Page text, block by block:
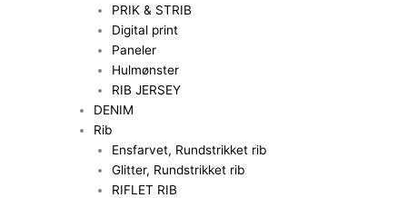
PRIK & STRIB
Digital print
Paneler
Hulmønster
RIB JERSEY
DENIM
Rib
Ensfarvet, Rundstrikket rib
Glitter, Rundstrikket rib
RIFLET RIB